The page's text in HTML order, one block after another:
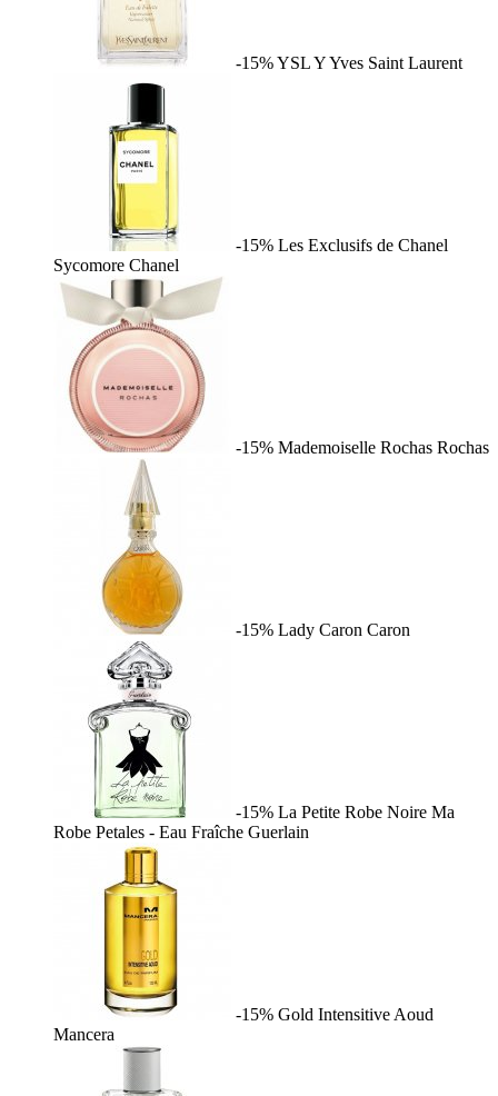
-15%YSL YYves Saint Laurent
-15% Les Exclusifs de Chanel
Sycomore Chanel
-15% Mademoiselle Rochas Rochas
-15% Lady Caron Caron
-15% La Petite Robe Noire Ma
Robe Petales - Eau Fraîche Guerlain
-15% Gold Intensitive Aoud
Mancera